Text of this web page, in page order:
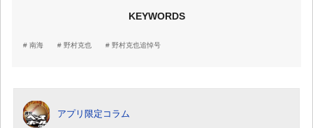
KEYWORDS
南海 野村克也 野村克也追悼号
アプリ限定コラム